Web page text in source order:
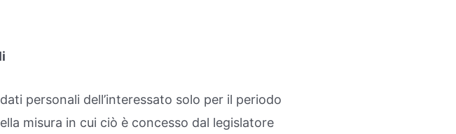
personali dell’interessato solo per il periodo
misura in cui ciò è concesso dal legislatore